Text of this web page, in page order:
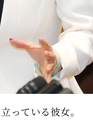
っている彼女。